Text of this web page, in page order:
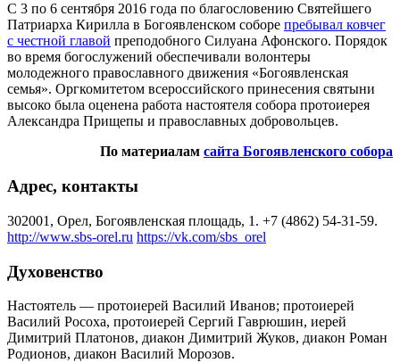
С 3 по 6 сентября 2016 года по благословению Святейшего
Патриарха Кирилла в Богоявленском соборе пребывал ковчег
с честной главой преподобного Силуана Афонского. Порядок
во время богослужений обеспечивали волонтеры
молодежного православного движения «Богоявленская
семья». Оргкомитетом всероссийского принесения святыни
высоко была оценена работа настоятеля собора протоиерея
Александра Прищепы и православных добровольцев.
По материалам сайта Богоявленского собора
Адрес, контакты
302001, Орел, Богоявленская площадь, 1. +7 (4862) 54-31-59.
http://www.sbs-orel.ru https://vk.com/sbs_orel
Духовенство
Настоятель — протоиерей Василий Иванов; протоиерей
Василий Росоха, протоиерей Сергий Гаврюшин, иерей
Димитрий Платонов, диакон Димитрий Жуков, диакон Роман
Родионов, диакон Василий Морозов.